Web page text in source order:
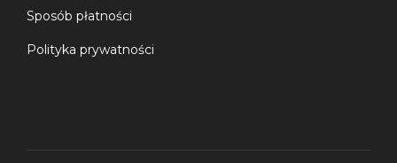
Sposób płatności
Polityka prywatności